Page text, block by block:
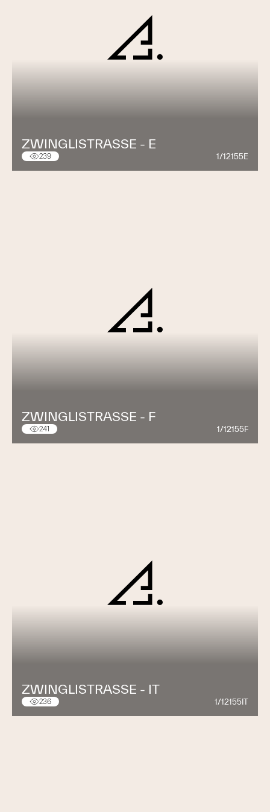
ZWINGLISTRASSE - E
239 1/12155E
ZWINGLISTRASSE - F
241 1/12155F
ZWINGLISTRASSE - IT
236 1/12155IT